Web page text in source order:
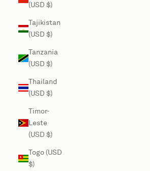
(USD $)
Tajikistan
(USD $)
Tanzania
(USD $)
Thailand
(USD $)
Timor-
Leste
(USD $)
Togo (USD
$)